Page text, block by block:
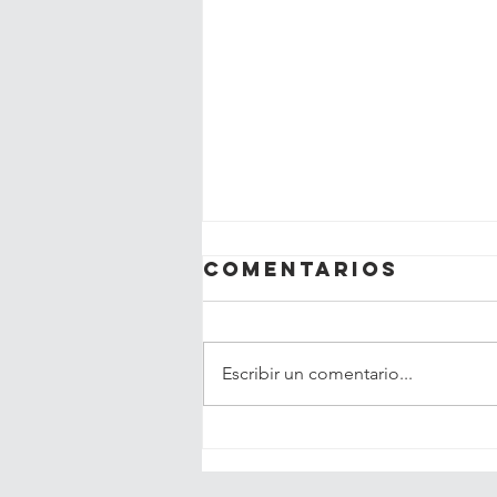
guía en Chile
Comentarios
Escribir un comentario...